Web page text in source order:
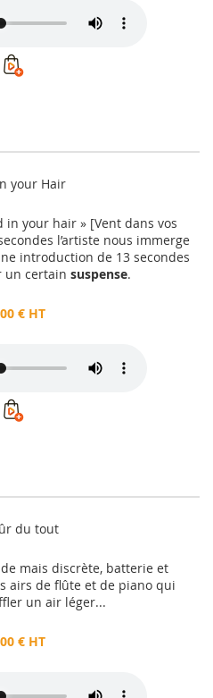
your Hair
in your hair » [Vent dans vos
l’artiste nous immerge
introduction de 13 secondes
un certain suspense.
€ HT
du tout
mais discrète, batterie et
airs de flûte et de piano qui
un air léger...
€ HT